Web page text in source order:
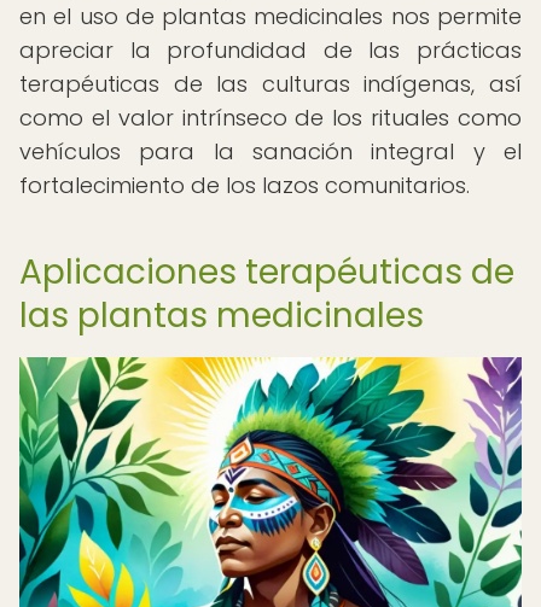
en el uso de plantas medicinales nos permite
apreciar la profundidad de las prácticas
terapéuticas de las culturas indígenas, así
como el valor intrínseco de los rituales como
vehículos para la sanación integral y el
fortalecimiento de los lazos comunitarios.
Aplicaciones terapéuticas de
las plantas medicinales